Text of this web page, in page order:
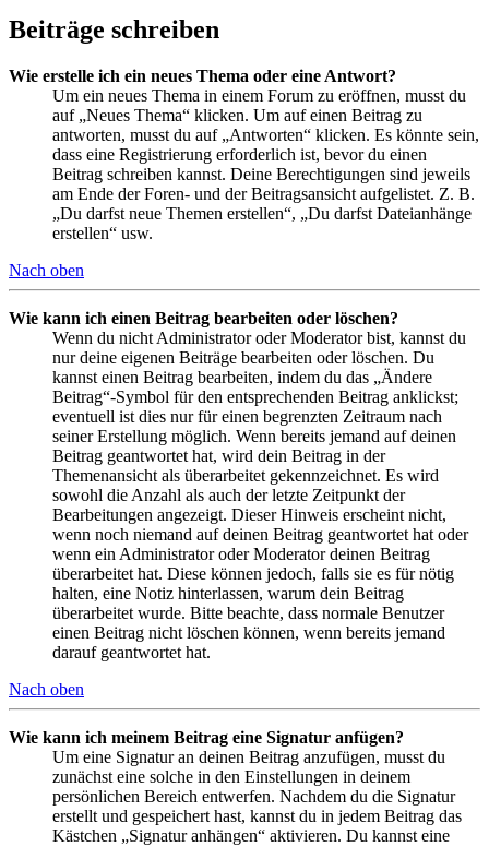
Beiträge schreiben
Wie erstelle ich ein neues Thema oder eine Antwort?
Um ein neues Thema in einem Forum zu eröffnen, musst du
auf „Neues Thema“ klicken. Um auf einen Beitrag zu
antworten, musst du auf „Antworten“ klicken. Es könnte sein,
dass eine Registrierung erforderlich ist, bevor du einen
Beitrag schreiben kannst. Deine Berechtigungen sind jeweils
am Ende der Foren- und der Beitragsansicht aufgelistet. Z. B.
„Du darfst neue Themen erstellen“, „Du darfst Dateianhänge
erstellen“ usw.
Nach oben
Wie kann ich einen Beitrag bearbeiten oder löschen?
Wenn du nicht Administrator oder Moderator bist, kannst du
nur deine eigenen Beiträge bearbeiten oder löschen. Du
kannst einen Beitrag bearbeiten, indem du das „Ändere
Beitrag“-Symbol für den entsprechenden Beitrag anklickst;
eventuell ist dies nur für einen begrenzten Zeitraum nach
seiner Erstellung möglich. Wenn bereits jemand auf deinen
Beitrag geantwortet hat, wird dein Beitrag in der
Themenansicht als überarbeitet gekennzeichnet. Es wird
sowohl die Anzahl als auch der letzte Zeitpunkt der
Bearbeitungen angezeigt. Dieser Hinweis erscheint nicht,
wenn noch niemand auf deinen Beitrag geantwortet hat oder
wenn ein Administrator oder Moderator deinen Beitrag
überarbeitet hat. Diese können jedoch, falls sie es für nötig
halten, eine Notiz hinterlassen, warum dein Beitrag
überarbeitet wurde. Bitte beachte, dass normale Benutzer
einen Beitrag nicht löschen können, wenn bereits jemand
darauf geantwortet hat.
Nach oben
Wie kann ich meinem Beitrag eine Signatur anfügen?
Um eine Signatur an deinen Beitrag anzufügen, musst du
zunächst eine solche in den Einstellungen in deinem
persönlichen Bereich entwerfen. Nachdem du die Signatur
erstellt und gespeichert hast, kannst du in jedem Beitrag das
Kästchen „Signatur anhängen“ aktivieren. Du kannst eine